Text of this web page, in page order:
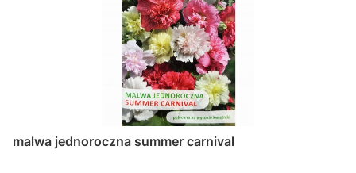
malwa jednoroczna summer carnival